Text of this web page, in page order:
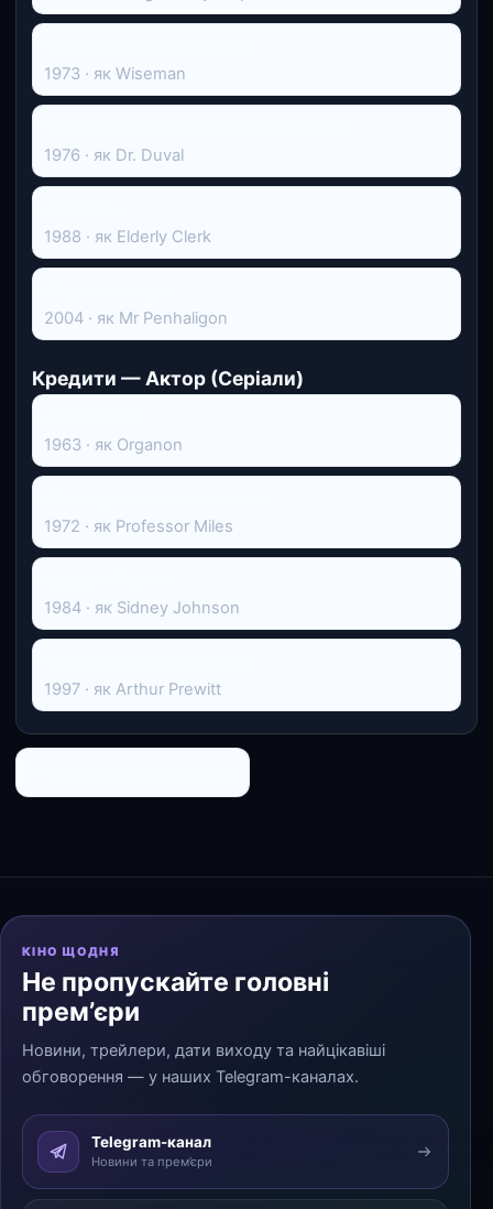
1973 · як Wiseman
1976 · як Dr. Duval
1988 · як Elderly Clerk
2004 · як Mr Penhaligon
Кредити — Актор (Серіали)
1963 · як Organon
1972 · як Professor Miles
1984 · як Sidney Johnson
1997 · як Arthur Prewitt
КІНО ЩОДНЯ
Не пропускайте головні
прем’єри
Новини, трейлери, дати виходу та найцікавіші
обговорення — у наших Telegram-каналах.
Telegram-канал
Новини та прем’єри